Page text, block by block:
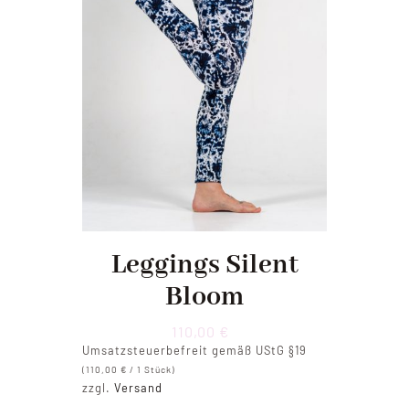
Leggings Silent
Bloom
110,00 €
Umsatzsteuerbefreit gemäß UStG §19
(110,00€ / 1 Stück)
zzgl.Versand